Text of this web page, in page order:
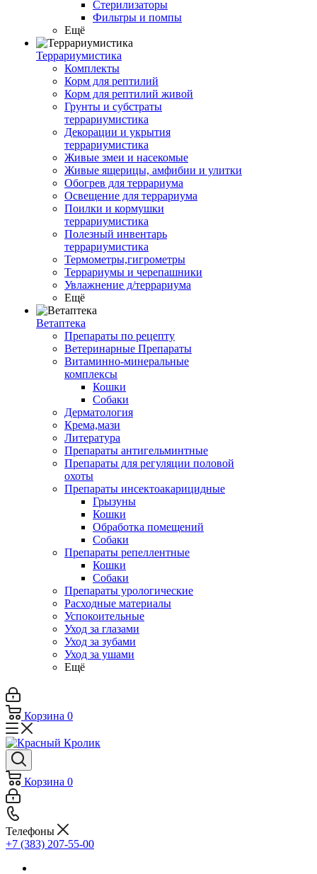
Стерилизаторы
Фильтры и помпы
Ещё
Террариумистика
Комплекты
Корм для рептилий
Корм для рептилий живой
Грунты и субстраты
террариумистика
Декорации и укрытия
террариумистика
Живые змеи и насекомые
Живые ящерицы, амфибии и улитки
Обогрев для террариума
Освещение для террариума
Поилки и кормушки
террариумистика
Полезный инвентарь
террариумистика
Термометры,гигрометры
Террариумы и черепашники
Увлажнение д/террариума
Ещё
Ветаптека
Препараты по рецепту
Ветеринарные Препараты
Витаминно-минеральные
комплексы
Кошки
Собаки
Дерматология
Крема,мази
Литература
Препараты антигельминтные
Препараты для регуляции половой
охоты
Препараты инсектоакарицидные
Грызуны
Кошки
Обработка помещений
Собаки
Препараты репеллентные
Кошки
Собаки
Препараты урологические
Расходные материалы
Успокоительные
Уход за глазами
Уход за зубами
Уход за ушами
Ещё
Корзина 0
Корзина 0
Телефоны
+7 (383) 207-55-00